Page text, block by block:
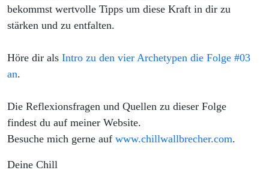
bekommst wertvolle Tipps um diese Kraft in dir zu
stärken und zu entfalten.
Höre dir als Intro zu den vier Archetypen die Folge #03
an.
Die Reflexionsfragen und Quellen zu dieser Folge
findest du auf meiner Website.
Besuche mich gerne auf www.chillwallbrecher.com.
Deine Chill